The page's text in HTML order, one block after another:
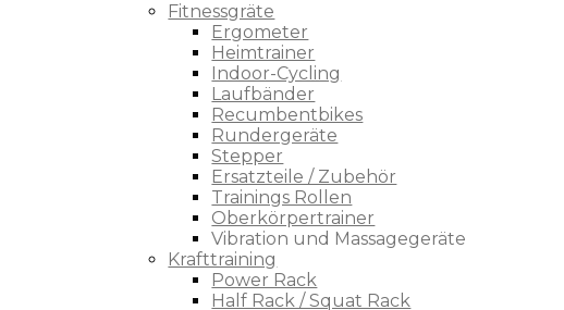
Fitnessgräte
Ergometer
Heimtrainer
Indoor-Cycling
Laufbänder
Recumbentbikes
Rundergeräte
Stepper
Ersatzteile / Zubehör
Trainings Rollen
Oberkörpertrainer
Vibration und Massagegeräte
Krafttraining
Power Rack
Half Rack / Squat Rack